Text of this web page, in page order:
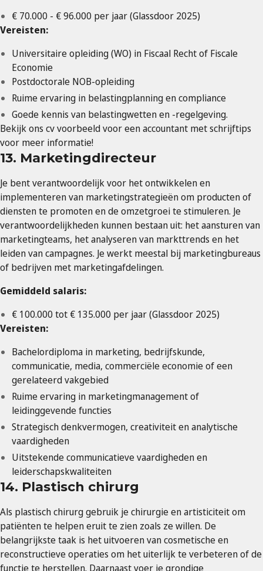
€ 70.000 - € 96.000 per jaar (Glassdoor 2025)
Vereisten:
Universitaire opleiding (WO) in Fiscaal Recht of Fiscale
Economie
Postdoctorale NOB-opleiding
Ruime ervaring in belastingplanning en compliance
Goede kennis van belastingwetten en -regelgeving.
Bekijk ons cv voorbeeld voor een accountant met schrijftips
voor meer informatie!
13. Marketingdirecteur
Je bent verantwoordelijk voor het ontwikkelen en
implementeren van marketingstrategieën om producten of
diensten te promoten en de omzetgroei te stimuleren. Je
verantwoordelijkheden kunnen bestaan uit: het aansturen van
marketingteams, het analyseren van markttrends en het
leiden van campagnes. Je werkt meestal bij marketingbureaus
of bedrijven met marketingafdelingen.
Gemiddeld salaris:
€ 100.000 tot € 135.000 per jaar (Glassdoor 2025)
Vereisten:
Bachelordiploma in marketing, bedrijfskunde,
communicatie, media, commerciële economie of een
gerelateerd vakgebied
Ruime ervaring in marketingmanagement of
leidinggevende functies
Strategisch denkvermogen, creativiteit en analytische
vaardigheden
Uitstekende communicatieve vaardigheden en
leiderschapskwaliteiten
14. Plastisch chirurg
Als plastisch chirurg gebruik je chirurgie en artisticiteit om
patiënten te helpen eruit te zien zoals ze willen. De
belangrijkste taak is het uitvoeren van cosmetische en
reconstructieve operaties om het uiterlijk te verbeteren of de
functie te herstellen. Daarnaast voer je grondige